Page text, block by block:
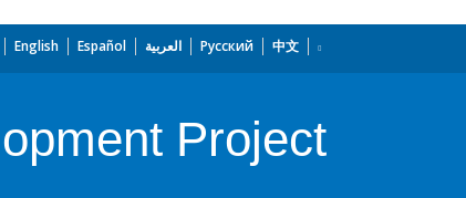
English Español العربية Русский 中文
Project